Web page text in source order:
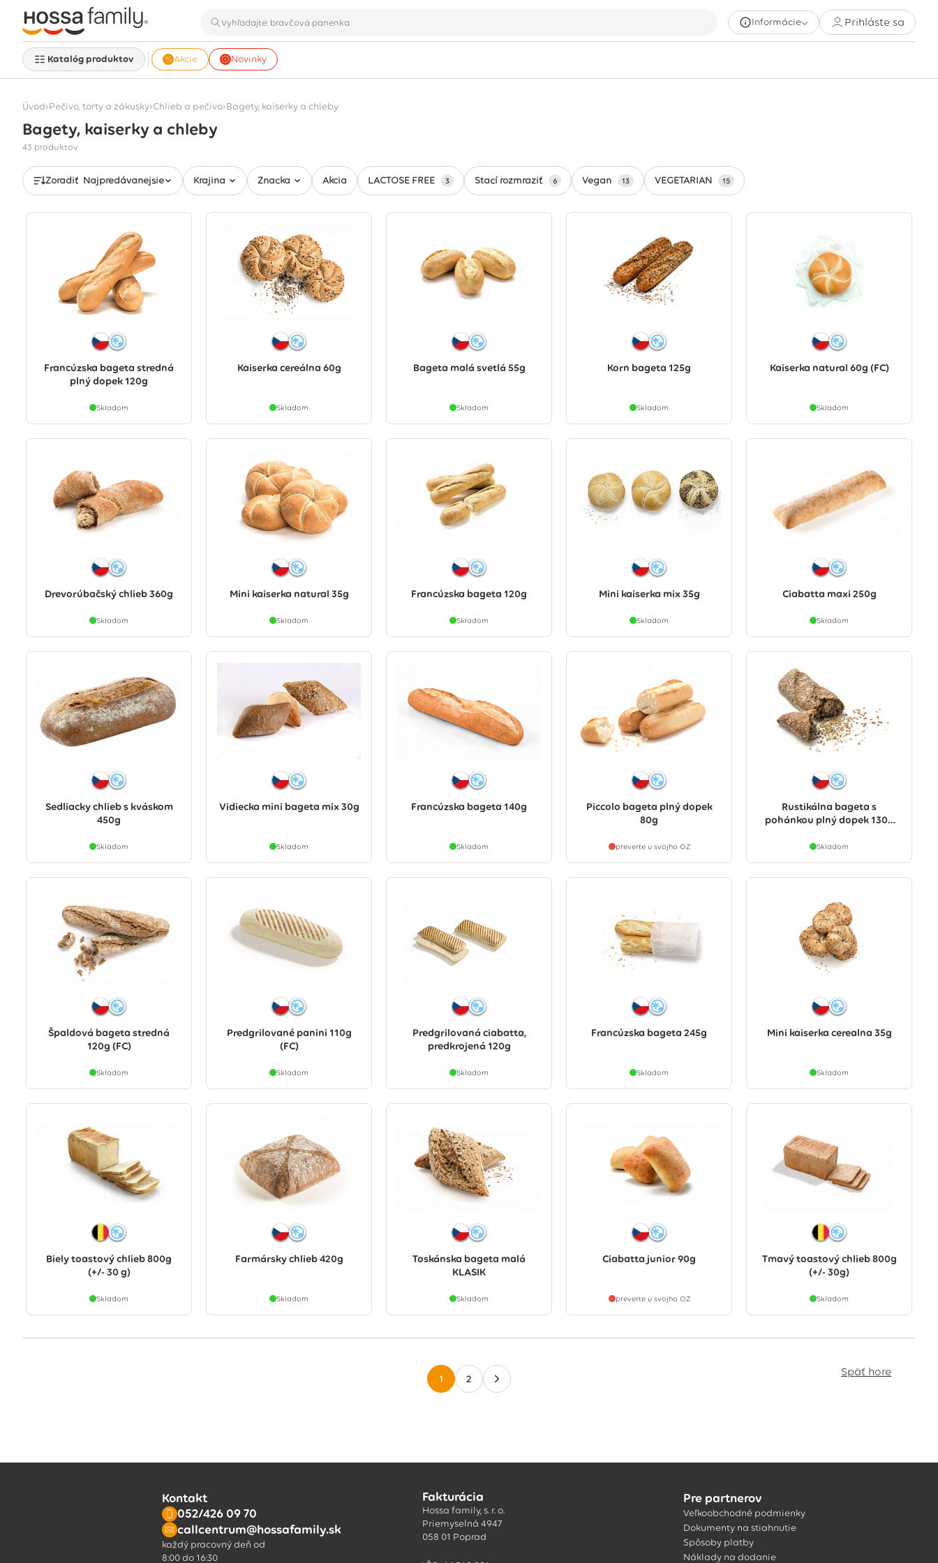
Informácie Prihláste sa
Katalóg produktov Akcie Novinky
Úvod›Pečivo, torty a zákusky›Chlieb a pečivo›Bagety, kaiserky a chleby
Bagety, kaiserky a chleby
43 produktov
Zoradiť Najpredávanejšie Krajina Značka Akcia LACTOSE FREE 3 Stačí rozmraziť 6 Vegan 13 VEGETARIAN 15
Francúzska bageta stredná
plný dopek 120g
Skladom
Kaiserka cereálna 60g
Skladom
Bageta malá svetlá 55g
Skladom
Korn bageta 125g
Skladom
Kaiserka natural 60g (FC)
Skladom
Drevorúbačský chlieb 360g
Skladom
Mini kaiserka natural 35g
Skladom
Francúzska bageta 120g
Skladom
Mini kaiserka mix 35g
Skladom
Ciabatta maxi 250g
Skladom
Sedliacky chlieb s kváskom
450g
Skladom
Vidiecka mini bageta mix 30g
Skladom
Francúzska bageta 140g
Skladom
Piccolo bageta plný dopek
80g
preverte u svojho OZ
Rustikálna bageta s
pohánkou plný dopek 130g
Skladom
Špaldová bageta stredná
120g (FC)
Skladom
Predgrilované panini 110g
(FC)
Skladom
Predgrilovaná ciabatta,
predkrojená 120g
Skladom
Francúzska bageta 245g
Skladom
Mini kaiserka cerealna 35g
Skladom
Biely toastový chlieb 800g
(+/- 30 g)
Skladom
Farmársky chlieb 420g
Skladom
Toskánska bageta malá
KLASIK
Skladom
Ciabatta junior 90g
preverte u svojho OZ
Tmavý toastový chlieb 800g
(+/- 30g)
Skladom
1 2
Späť hore
Kontakt
052/426 09 70
callcentrum@hossafamily.sk
každý pracovný deň od
8:00 do 16:30
Fakturácia
Hossa family, s. r. o.
Priemyselná 4947
058 01 Poprad
Pre partnerov
Veľkoobchodné podmienky
Dokumenty na stiahnutie
Spôsoby platby
Náklady na dodanie